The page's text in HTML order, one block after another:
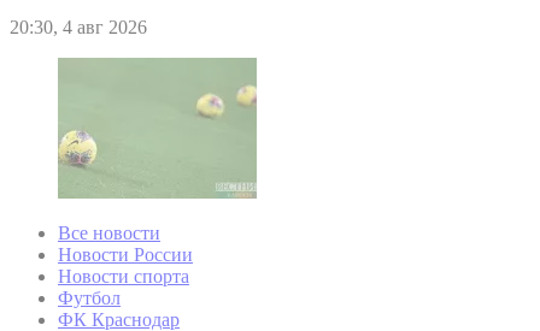
20:30, 4 авг 2026
Все новости
Новости России
Новости спорта
Футбол
ФК Краснодар